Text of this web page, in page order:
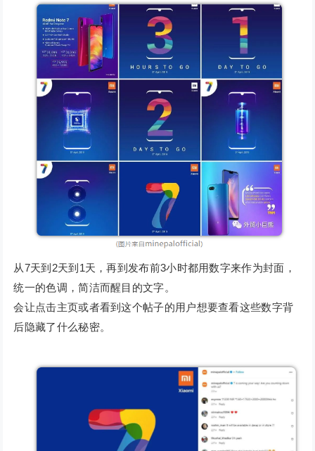
从7天到2天到1天，再到发布前3小时都用数字来作为封面，
统一的色调，简洁而醒目的文字。
会让点击主页或者看到这个帖子的用户想要查看这些数字背
后隐藏了什么秘密。